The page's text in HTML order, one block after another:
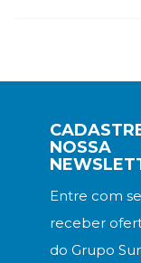
(30)
Terapia
Ocupacional
(21)
e
RH
NOSSA
Entre com
receber
do Grupo